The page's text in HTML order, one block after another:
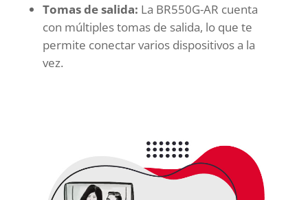
Tomas de salida: La BR550G-AR cuenta
con múltiples tomas de salida, lo que te
permite conectar varios dispositivos a la
vez.